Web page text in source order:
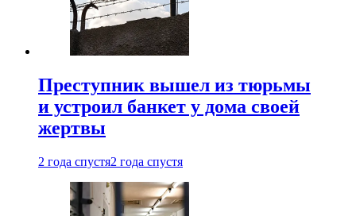
Преступник вышел из тюрьмы
и устроил банкет у дома своей
жертвы
2 года спустя2 года спустя